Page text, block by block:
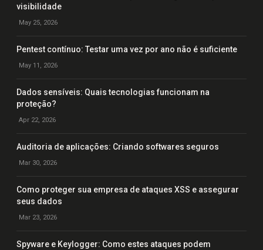
visibilidade
May 25, 2026
Pentest contínuo: Testar uma vez por ano não é suficiente
May 11, 2026
Dados sensíveis: Quais tecnologias funcionam na
proteção?
Apr 22, 2026
Auditoria de aplicações: Criando softwares seguros
Mar 30, 2026
Como proteger sua empresa de ataques XSS e assegurar
seus dados
Mar 23, 2026
Spyware e Keylogger: Como estes ataques podem